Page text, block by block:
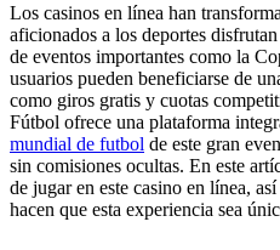
Los casinos en línea han
aficionados a los deportes
de eventos importantes como la
usuarios pueden beneficiarse de
como giros gratis y cuotas
Fútbol ofrece una plataforma
mundial de futbol de este gran
sin comisiones ocultas. En este
de jugar en este casino en línea,
hacen que esta experiencia sea